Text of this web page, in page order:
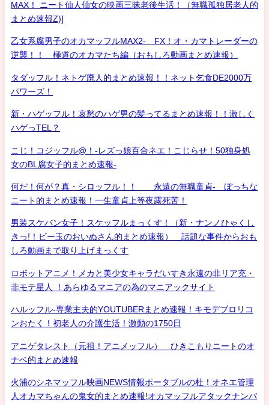
MAX！ ニート仙人仙女の映画三昧老後生活！（無職孤独居老人的
まとめ速報Z)]
乙女系腐男子のオカマッフルMAX2- FX！オ・カマトレーダーの
逆襲！！ 極道のオカマたち編（おもしろ動画まとめ速報）
タダッフル！ネトゲ廃人的まとめ速報！！ネット乞食DE2000万
パワーズ！
新・ハゲッフル！哀愁のハゲ男の髪ってるまとめ速報！！激しく
ハゲっTEL？
こじ！コジッフル@！-レズっ娘百合ネエ！こじらせ！50独身処
女のBL腐女子的まとめ速報-
何だ！何が？真・シロッフル！！ 永遠の無職童貞- ぼっちな
ニート的まとめ速報！一生童貞上等夜露死苦！
男装スケバン女子！スケッフルまっくす！（新・ナンノひゃくし
きっ!！ビー玉のおいぬさん的まとめ速報） 話題な事件からおも
しろ動画まで取り上げまっくす
ロボットアニメ！メカと美少女キャラだいすき永遠の非リア充・
非モテ星人 ！あらゆるマニアの為のマニアックサイト
ハルッフル-専業主夫的YOUTUBERまとめ速報！キモデブロリコ
ンおたく！初老人の介護生活！激動の1750日
アニゲタレスト（元祖！アニメッフル） ひきこもりニートのオ
ナベ的まとめ速報
火浦のシネマッフル映画NEWS情報ポータブルの杜！オネエ管理
人オカマちゃんの鬼女的まとめ速報!オカマッフルアタックナンバ